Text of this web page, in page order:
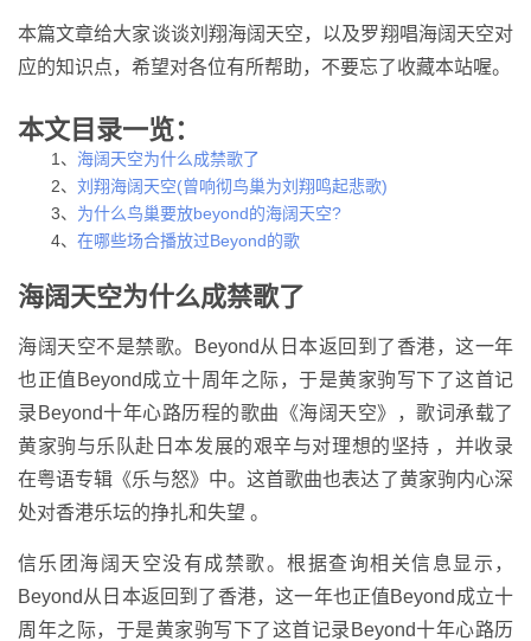
本篇文章给大家谈谈刘翔海阔天空，以及罗翔唱海阔天空对
应的知识点，希望对各位有所帮助，不要忘了收藏本站喔。
本文目录一览：
1、 海阔天空为什么成禁歌了
2、 刘翔海阔天空(曾响彻鸟巢为刘翔鸣起悲歌)
3、 为什么鸟巢要放beyond的海阔天空?
4、 在哪些场合播放过Beyond的歌
海阔天空为什么成禁歌了
海阔天空不是禁歌。Beyond从日本返回到了香港，这一年
也正值Beyond成立十周年之际，于是黄家驹写下了这首记
录Beyond十年心路历程的歌曲《海阔天空》，歌词承载了
黄家驹与乐队赴日本发展的艰辛与对理想的坚持 ，并收录
在粤语专辑《乐与怒》中。这首歌曲也表达了黄家驹内心深
处对香港乐坛的挣扎和失望 。
信乐团海阔天空没有成禁歌。根据查询相关信息显示，
Beyond从日本返回到了香港，这一年也正值Beyond成立十
周年之际，于是黄家驹写下了这首记录Beyond十年心路历